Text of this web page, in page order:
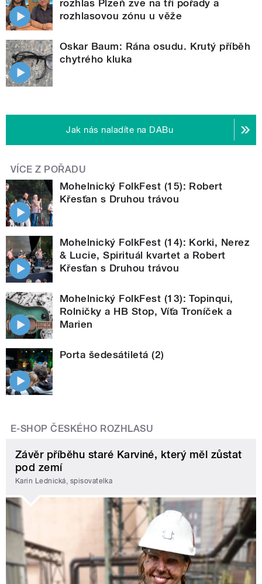
rozhlas Plzeň zve na tři pořady a
rozhlasovou zónu u věže
Oskar Baum: Rána osudu. Krutý příběh
chytrého kluka
Jak nás naladíte na DABu
VÍCE Z POŘADU
Mohelnický FolkFest (15): Robert
Křesťan s Druhou trávou
Mohelnický FolkFest (14): Korki, Nerez
& Lucie, Spirituál kvartet a Robert
Křesťan s Druhou trávou
Mohelnický FolkFest (13): Topinqui,
Rolničky a HB Stop, Víťa Troníček a
Marien
Porta šedesátiletá (2)
E-SHOP ČESKÉHO ROZHLASU
Závěr příběhu staré Karviné, který měl zůstat
pod zemí
Karin Lednická, spisovatelka